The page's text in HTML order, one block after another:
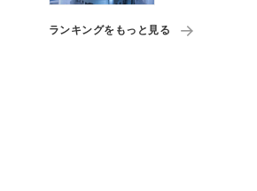
ランキングをもっと見る